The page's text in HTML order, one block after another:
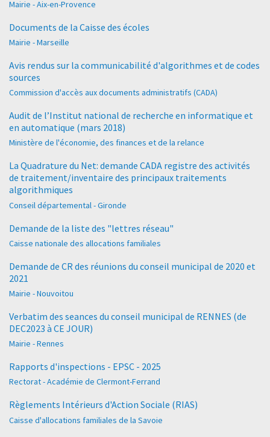
Mairie - Aix-en-Provence
Documents de la Caisse des écoles
Mairie - Marseille
Avis rendus sur la communicabilité d'algorithmes et de codes
sources
Commission d'accès aux documents administratifs (CADA)
Audit de l’Institut national de recherche en informatique et
en automatique (mars 2018)
Ministère de l'économie, des finances et de la relance
La Quadrature du Net: demande CADA registre des activités
de traitement/inventaire des principaux traitements
algorithmiques
Conseil départemental - Gironde
Demande de la liste des "lettres réseau"
Caisse nationale des allocations familiales
Demande de CR des réunions du conseil municipal de 2020 et
2021
Mairie - Nouvoitou
Verbatim des seances du conseil municipal de RENNES (de
DEC2023 à CE JOUR)
Mairie - Rennes
Rapports d'inspections - EPSC - 2025
Rectorat - Académie de Clermont-Ferrand
Règlements Intérieurs d'Action Sociale (RIAS)
Caisse d'allocations familiales de la Savoie